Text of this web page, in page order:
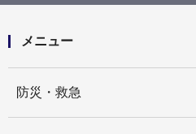
メニュー
防災・救急